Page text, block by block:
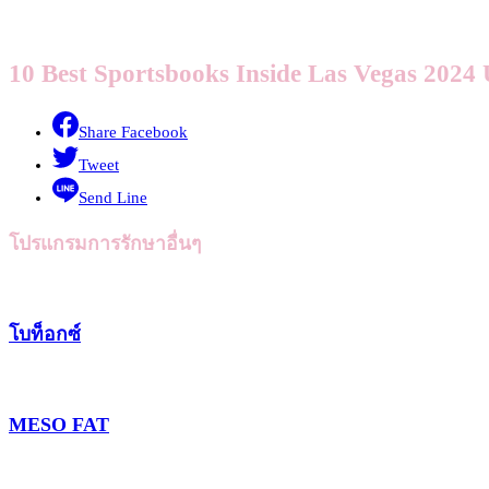
10 Best Sportsbooks Inside Las Vegas 2024
Share Facebook
Tweet
Send Line
โปรแกรมการรักษาอื่นๆ
โบท็อกซ์
MESO FAT